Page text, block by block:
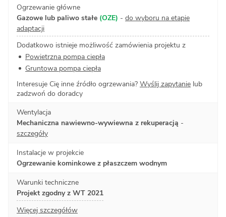
Ogrzewanie główne
Gazowe lub paliwo stałe (OZE) - do wyboru na etapie
adaptacji
Dodatkowo istnieje możliwość zamówienia projektu z
Powietrzna pompa ciepła
Gruntowa pompa ciepła
Interesuje Cię inne źródło ogrzewania? Wyślij zapytanie lub
zadzwoń do doradcy
Wentylacja
Mechaniczna nawiewno-wywiewna z rekuperacją -
szczegóły
Instalacje w projekcie
Ogrzewanie kominkowe z płaszczem wodnym
Warunki techniczne
Projekt zgodny z WT 2021
Więcej szczegółów